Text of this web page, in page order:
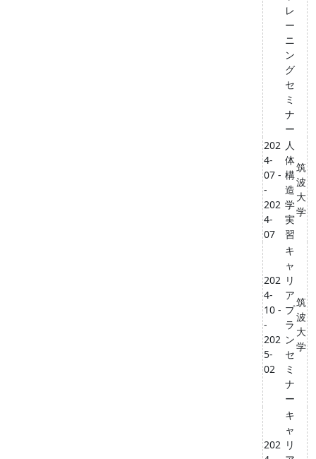
レ
ー
ニ
ン
グ
セ
ミ
ナ
ー
202
4-
07 -
-
202
4-
07
人
体
構
造
学
実
習
筑
波
大
学
202
4-
10 -
-
202
5-
02
キ
ャ
リ
ア
プ
ラ
ン
セ
ミ
ナ
ー
筑
波
大
学
202
キ
ャ
リ